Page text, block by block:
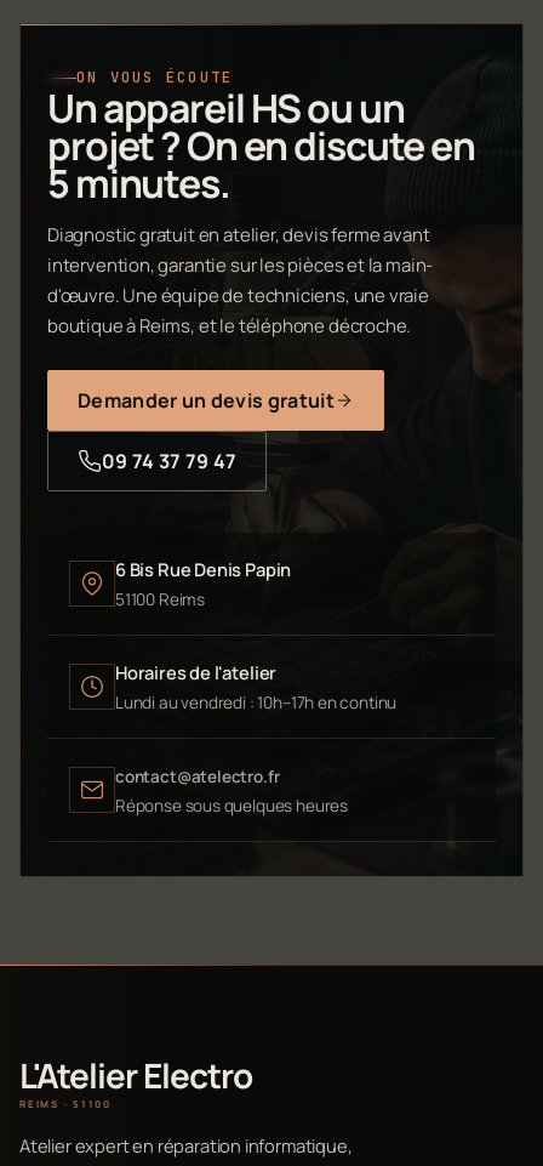
ON VOUS ÉCOUTE
Un appareil HS ou un
projet ? On en discute en
5 minutes.
Diagnostic gratuit en atelier, devis ferme avant
intervention, garantie sur les pièces et la main-
d'œuvre. Une équipe de techniciens, une vraie
boutique à Reims, et le téléphone décroche.
Demander un devis gratuit
09 74 37 79 47
6 Bis Rue Denis Papin
51100 Reims
Horaires de l'atelier
Lundi au vendredi : 10h–17h en continu
contact@atelectro.fr
Réponse sous quelques heures
L'Atelier Electro
REIMS · 51100
Atelier expert en réparation informatique,